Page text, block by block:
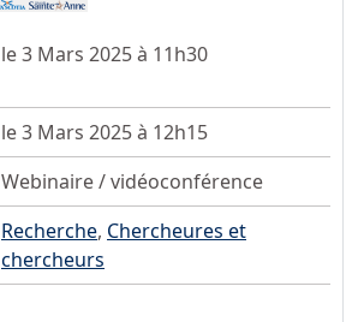
le 3 Mars 2025 à 11h30
le 3 Mars 2025 à 12h15
Webinaire / vidéoconférence
Recherche, Chercheures et
chercheurs